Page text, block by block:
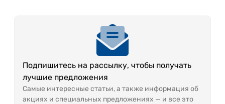
Подпишитесь на рассылку, чтобы получать
лучшие предложения
Самые интересные статьи, а также информация об
акциях и специальных предложениях — и все это